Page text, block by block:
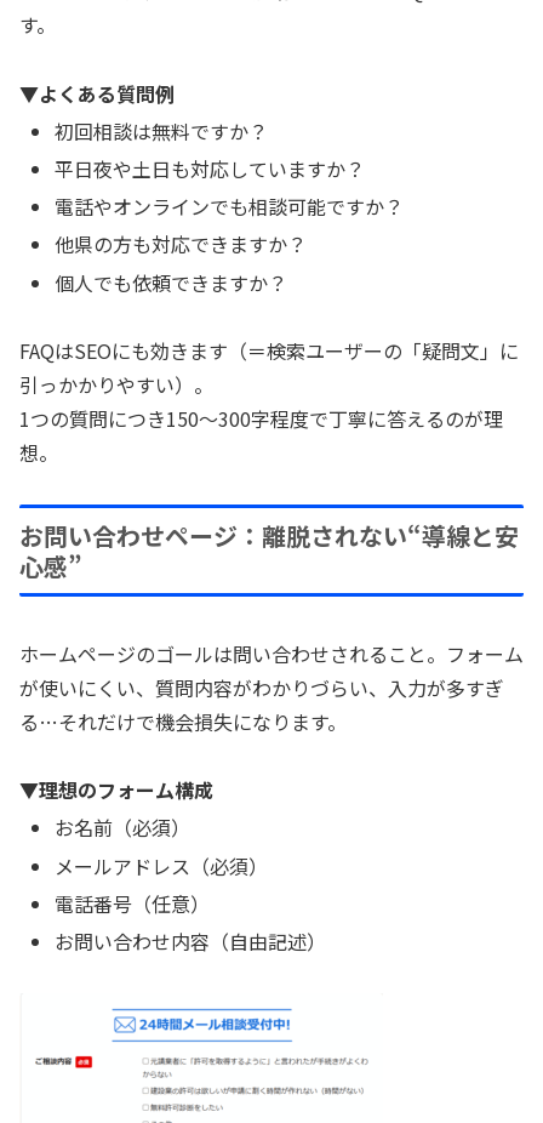
す。
▼よくある質問例
初回相談は無料ですか？
平日夜や土日も対応していますか？
電話やオンラインでも相談可能ですか？
他県の方も対応できますか？
個人でも依頼できますか？
FAQはSEOにも効きます（＝検索ユーザーの「疑問文」に
引っかかりやすい）。
1つの質問につき150～300字程度で丁寧に答えるのが理
想。
お問い合わせページ：離脱されない“導線と安
心感”
ホームページのゴールは問い合わせされること。フォーム
が使いにくい、質問内容がわかりづらい、入力が多すぎ
る…それだけで機会損失になります。
▼理想のフォーム構成
お名前（必須）
メールアドレス（必須）
電話番号（任意）
お問い合わせ内容（自由記述）